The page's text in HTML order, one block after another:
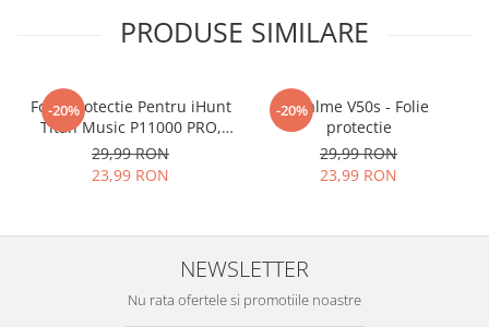
esteNano Glass flexibil.
AcestagaranteazacaNU SE
SPARGE in mii de cioburi
ascutite si periculoase.
zgarieturi si spargere, ci si
INTARESTE ecranul!
Folia avand rezistenta 9H la
PRODUSE SIMILARE
-20%
Folie Protectie Pentru iHunt
Titan Music P11000 PRO,
VDOO
29,99 RON
23,99 RON
-20%
Realme V50s - Folie
protectie
29,99 RON
23,99 RON
NEWSLETTER
Nu rata ofertele si promotiile noastre